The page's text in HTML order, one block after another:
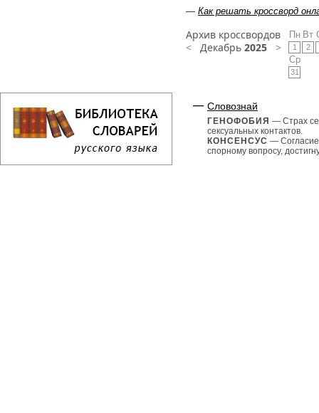
— Как решать кроссворд
Архив кроссвордов
< Декабрь 2025 >
Пн
1
Вт
2
Ср
31
Словознай
ГЕНОФОБИЯ — Страх
сексуальных контактов.
КОНСЕНСУС —
спорному вопросу,